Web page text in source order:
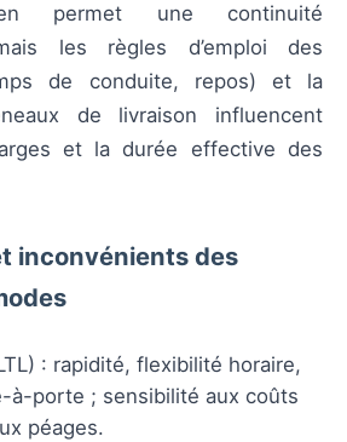
permet une continuité
les règles d’emploi des
de conduite, repos) et la
de livraison influencent
et la durée effective des
inconvénients des
: rapidité, flexibilité horaire,
à-porte ; sensibilité aux coûts
péages.